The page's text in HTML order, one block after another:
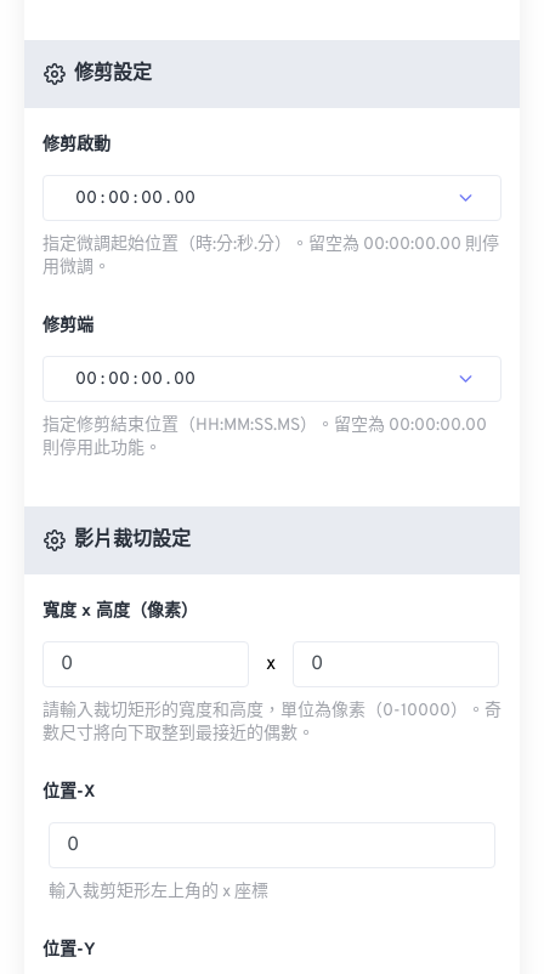
修剪設定
修剪啟動
00 : 00 : 00 . 00
指定微調起始位置（時:分:秒.分）。留空為 00:00:00.00 則停
用微調。
修剪端
00 : 00 : 00 . 00
指定修剪結束位置（HH:MM:SS.MS）。留空為 00:00:00.00
則停用此功能。
影片裁切設定
寬度 x 高度（像素）
x
請輸入裁切矩形的寬度和高度，單位為像素（0-10000）。奇
數尺寸將向下取整到最接近的偶數。
位置-X
輸入裁剪矩形左上角的 x 座標
位置-Y